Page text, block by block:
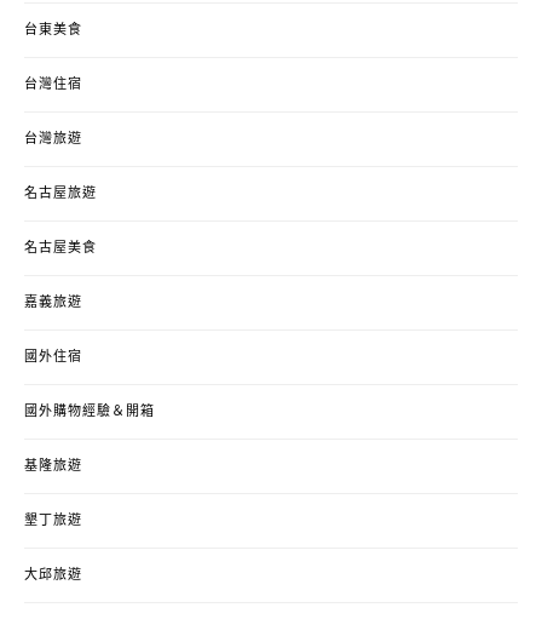
台東美食
台灣住宿
台灣旅遊
名古屋旅遊
名古屋美食
嘉義旅遊
國外住宿
國外購物經驗＆開箱
基隆旅遊
墾丁旅遊
大邱旅遊